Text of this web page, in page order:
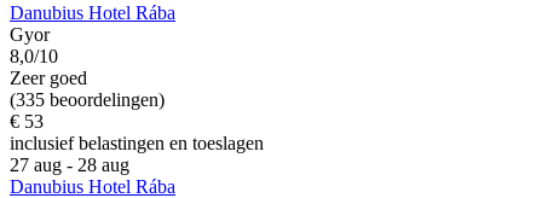
Danubius Hotel Rába
Gyor
8,0/10
Zeer goed
(335 beoordelingen)
€ 53
inclusief belastingen en toeslagen
27 aug - 28 aug
Danubius Hotel Rába